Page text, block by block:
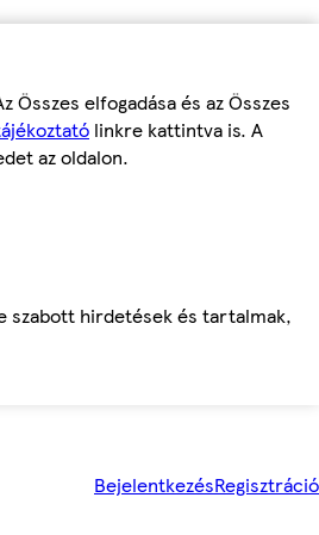
elfogadása és az Összes
linkre kattintva is. A
az oldalon.
szabott hirdetések és tartalmak,
BejelentkezésRegisztráció